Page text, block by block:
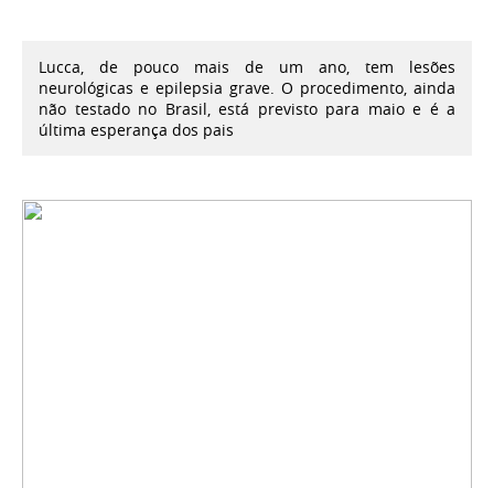
Lucca, de pouco mais de um ano, tem lesões
neurológicas e epilepsia grave. O procedimento, ainda
não testado no Brasil, está previsto para maio e é a
última esperança dos pais